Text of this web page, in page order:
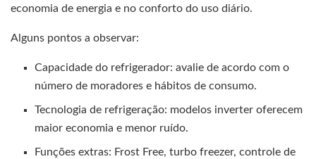
economia de energia e no conforto do uso diário.
Alguns pontos a observar:
Capacidade do refrigerador: avalie de acordo com o
número de moradores e hábitos de consumo.
Tecnologia de refrigeração: modelos inverter oferecem
maior economia e menor ruído.
Funções extras: Frost Free, turbo freezer, controle de